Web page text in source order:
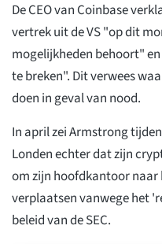
De CEO van Coinbase
vertrek uit de VS "op dit
mogelijkheden behoort"
te breken". Dit verwees
doen in geval van nood.
In april zei Armstrong
Londen echter dat zijn
om zijn hoofdkantoor
verplaatsen vanwege het
beleid van de SEC.